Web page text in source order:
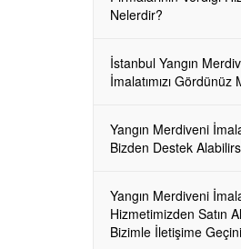
Nelerdir?
İstanbul Yangın
İmalatımızı Gördünüz
Yangın Merdiveni
Bizden Destek
Yangın Merdiveni
Hizmetimizden Satın
Bizimle İletişime